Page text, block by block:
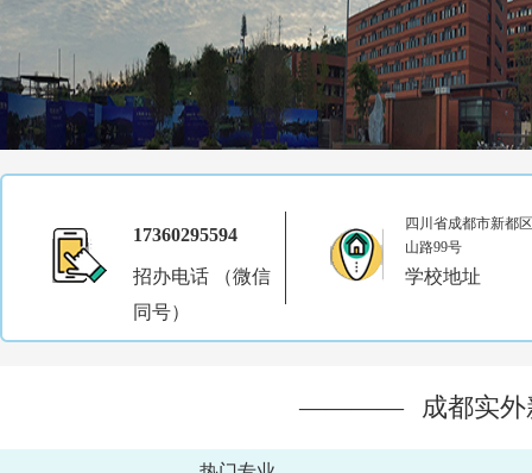
17360295594
招办电话 （微信
同号）
四川省成都市新都
山路99号
学校地址
———— 成都实